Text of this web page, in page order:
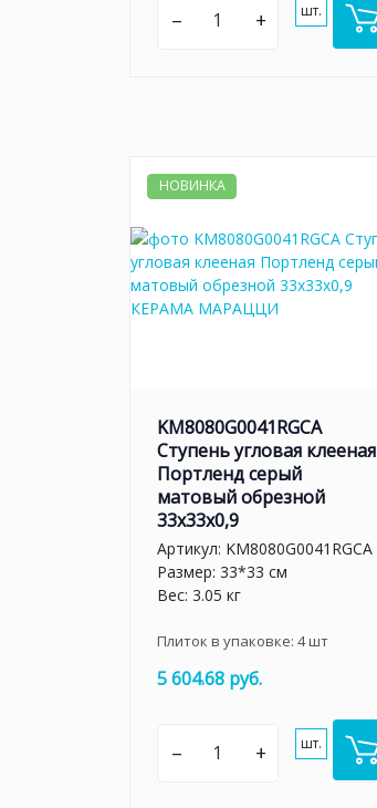
– + шт.
НОВИНКА
KM8080G0041RGCA
Ступень угловая клееная
Портленд серый
матовый обрезной
33x33x0,9
Артикул: KM8080G0041RGCA
Размер: 33*33 см
Вес: 3.05 кг
Плиток в упаковке: 4шт
5 604.68 руб.
– + шт.